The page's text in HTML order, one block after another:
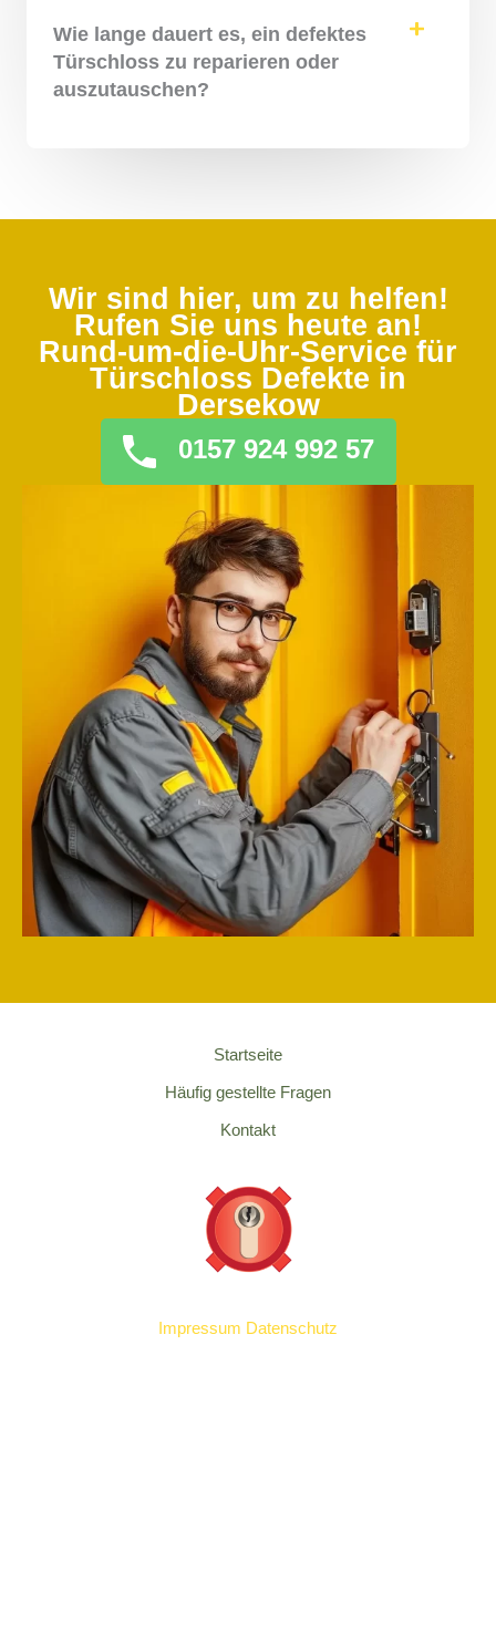
Wie lange dauert es, ein defektes
Türschloss zu reparieren oder
auszutauschen?
Wir sind hier, um zu helfen!
Rufen Sie uns heute an!
Rund-um-die-Uhr-Service für
Türschloss Defekte in
Dersekow
0157 924 992 57
Startseite
Häufig gestellte Fragen
Kontakt
Impressum Datenschutz